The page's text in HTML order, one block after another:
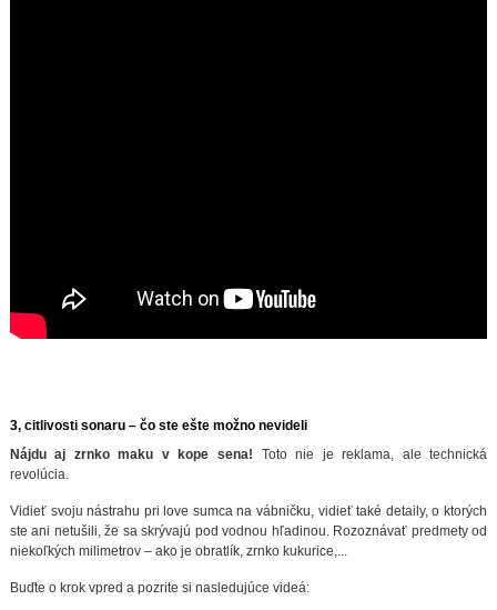
3, citlivosti sonaru – čo ste ešte možno nevideli
Nájdu aj zrnko maku v kope sena! Toto nie je reklama, ale technická
revolúcia.
Vidieť svoju nástrahu pri love sumca na vábničku, vidieť také detaily, o ktorých
ste ani netušili, že sa skrývajú pod vodnou hľadinou. Rozoznávať predmety od
niekoľkých milimetrov – ako je obratlík, zrnko kukurice,...
Buďte o krok vpred a pozrite si nasledujúce videá: